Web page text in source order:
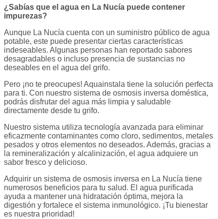
¿Sabías que el agua en La Nucía puede contener
impurezas?
Aunque La Nucía cuenta con un suministro público de agua
potable, este puede presentar ciertas características
indeseables. Algunas personas han reportado sabores
desagradables o incluso presencia de sustancias no
deseables en el agua del grifo.
Pero ¡no te preocupes! Aquainstala tiene la solución perfecta
para ti. Con nuestro sistema de osmosis inversa doméstica,
podrás disfrutar del agua más limpia y saludable
directamente desde tu grifo.
Nuestro sistema utiliza tecnología avanzada para eliminar
eficazmente contaminantes como cloro, sedimentos, metales
pesados ​​y otros elementos no deseados. Además, gracias a
la remineralización y alcalinización, el agua adquiere un
sabor fresco y delicioso.
Adquirir un sistema de osmosis inversa en La Nucía tiene
numerosos beneficios para tu salud. El agua purificada
ayuda a mantener una hidratación óptima, mejora la
digestión y fortalece el sistema inmunológico. ¡Tu bienestar
es nuestra prioridad!